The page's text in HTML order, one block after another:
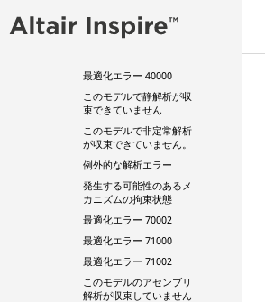
パートには正しくない慣
性プロパティが含まれて
最適化エラー 40000
このモデルで静解析が収
束できていません
このモデルで非定常解析
が収束できていません。
例外的な解析エラー
発生する可能性のあるメ
カニズムの拘束状態
最適化エラー 70002
最適化エラー 71000
最適化エラー 71002
このモデルのアセンブリ
解析が収束していません